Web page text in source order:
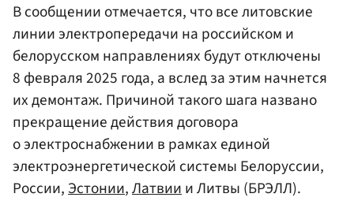
В сообщении отмечается, что все литовские
линии электропередачи на российском и
белорусском направлениях будут отключены
8 февраля 2025 года, а вслед за этим начнется
их демонтаж. Причиной такого шага названо
прекращение действия договора
о электроснабжении в рамках единой
электроэнергетической системы Белоруссии,
России,Эстонии,Латвиии Литвы (БРЭЛЛ).